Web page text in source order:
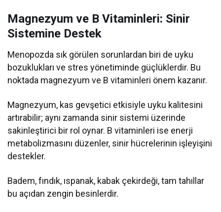
Magnezyum ve B Vitaminleri: Sinir
Sistemine Destek
Menopozda sık görülen sorunlardan biri de uyku
bozuklukları ve stres yönetiminde güçlüklerdir. Bu
noktada magnezyum ve B vitaminleri önem kazanır.
Magnezyum, kas gevşetici etkisiyle uyku kalitesini
artırabilir; aynı zamanda sinir sistemi üzerinde
sakinleştirici bir rol oynar. B vitaminleri ise enerji
metabolizmasını düzenler, sinir hücrelerinin işleyişini
destekler.
Badem, fındık, ıspanak, kabak çekirdeği, tam tahıllar
bu açıdan zengin besinlerdir.